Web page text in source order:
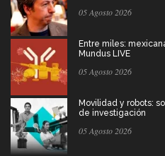
05 Agosto 2026
Entre miles:
Mundus LIVE
05 Agosto 2026
Movilidad y robots:
de investigación
05 Agosto 2026